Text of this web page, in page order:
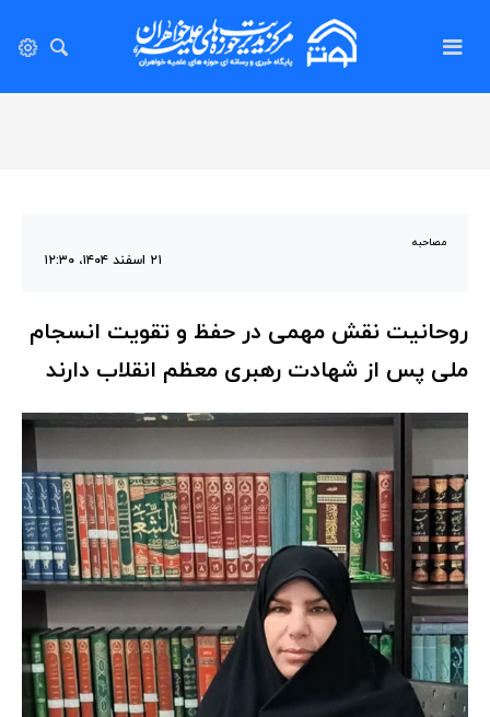
مصاحبه
۲۱ اسفند ۱۴۰۴، ۱۲:۳۰
روحانیت نقش مهمی در حفظ و تقویت انسجام
ملی پس از شهادت رهبری معظم انقلاب دارند